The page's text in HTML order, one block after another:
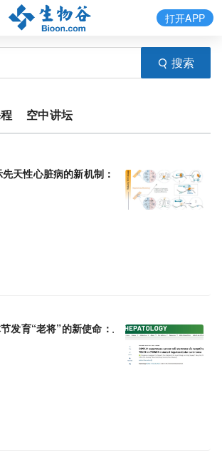
搜索
打开APP
空中讲坛
天性心脏病的新机制： TBX5单拷贝缺失致
发育“老将”的新使命：上海交通大学沈柏用等